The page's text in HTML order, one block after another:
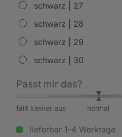
schwarz | 27
schwarz | 28
schwarz | 29
schwarz | 30
Passt mir das?
fällt kleiner aus normal
lieferbar 1-4 Werktage